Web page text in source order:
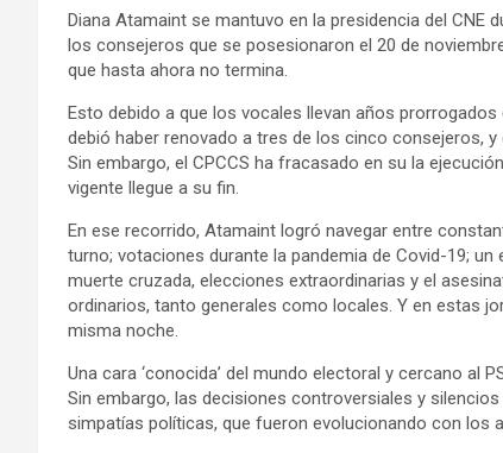
Diana Atamaint se mantuvo en la presidencia del CNE
los consejeros que se posesionaron el 20 de
que hasta ahora no termina.
Esto debido a que los vocales llevan años
debió haber renovado a tres de los cinco consejeros,
Sin embargo, el CPCCS ha fracasado en su la
vigente llegue a su fin.
En ese recorrido, Atamaint logró navegar entre
turno; votaciones durante la pandemia de Covid-19;
muerte cruzada, elecciones extraordinarias y el
ordinarios, tanto generales como locales. Y en estas
misma noche.
Una cara ‘conocida’ del mundo electoral y cercano al
Sin embargo, las decisiones controversiales y
simpatías políticas, que fueron evolucionando con los